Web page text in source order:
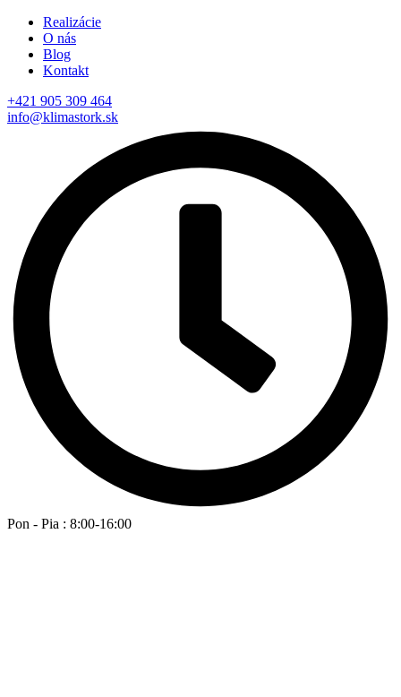
Realizácie
O nás
Blog
Kontakt
+421 905 309 464
info@klimastork.sk
Pon - Pia : 8:00-16:00